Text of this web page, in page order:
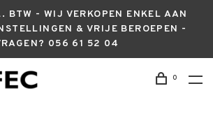
BTW - WIJ VERKOPEN ENKEL AAN
& VRIJE BEROEPEN -
056 61 52 04
0